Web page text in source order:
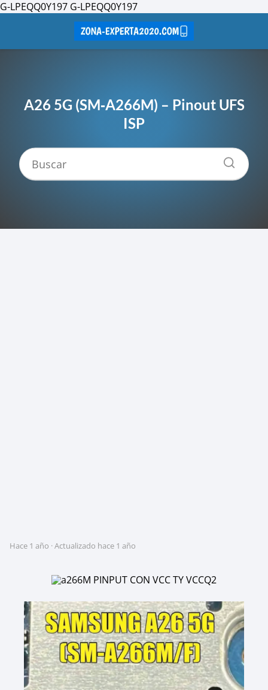
G-LPEQQ0Y197 G-LPEQQ0Y197
A26 5G (SM‑A266M) – Pinout UFS
ISP
hace 1 año · Actualizado hace 1 año